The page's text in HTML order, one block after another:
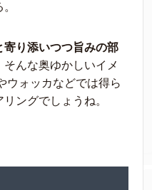
り添いつつ旨みの部
そんな奥ゆかしいイメ
ウォッカなどでは得ら
ングでしょうね。